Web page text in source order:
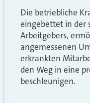
Die betriebliche
eingebettet in der
Arbeitgebers,
angemessenen
erkrankten
den Weg in eine
beschleunigen.